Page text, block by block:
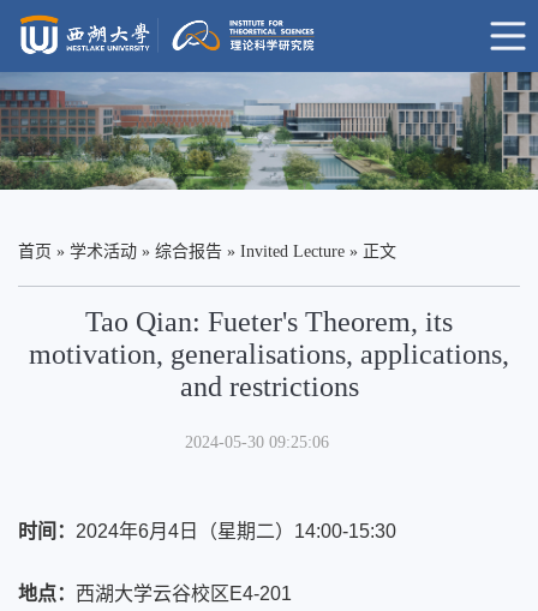
首页 » 学术活动 » 综合报告 » Invited Lecture » 正文
Tao Qian: Fueter's Theorem, its
motivation, generalisations, applications,
and restrictions
2024-05-30 09:25:06
时间： 2024年6月4日（星期二）14:00-15:30
地点： 西湖大学云谷校区E4-201